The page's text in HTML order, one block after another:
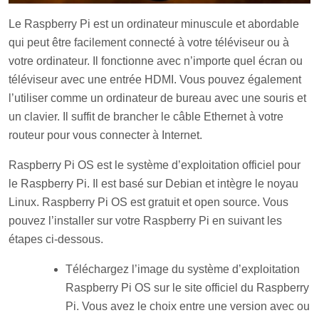
Le Raspberry Pi est un ordinateur minuscule et abordable
qui peut être facilement connecté à votre téléviseur ou à
votre ordinateur. Il fonctionne avec n’importe quel écran ou
téléviseur avec une entrée HDMI. Vous pouvez également
l’utiliser comme un ordinateur de bureau avec une souris et
un clavier. Il suffit de brancher le câble Ethernet à votre
routeur pour vous connecter à Internet.
Raspberry Pi OS est le système d’exploitation officiel pour
le Raspberry Pi. Il est basé sur Debian et intègre le noyau
Linux. Raspberry Pi OS est gratuit et open source. Vous
pouvez l’installer sur votre Raspberry Pi en suivant les
étapes ci-dessous.
Téléchargez l’image du système d’exploitation
Raspberry Pi OS sur le site officiel du Raspberry
Pi. Vous avez le choix entre une version avec ou